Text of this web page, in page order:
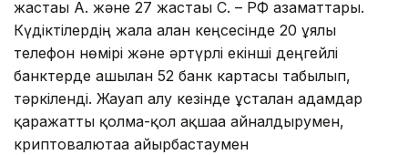
жастағы А. және 27 жастағы С. – РФ азаматтары.
Күдіктілердің жалға алған кеңсесінде 20 ұялы
телефон нөмірі және әртүрлі екінші деңгейлі
банктерде ашылған 52 банк картасы табылып,
тәркіленді. Жауап алу кезінде ұсталған адамдар
қаражатты қолма-қол ақшаға айналдырумен,
криптовалютаға айырбастаумен